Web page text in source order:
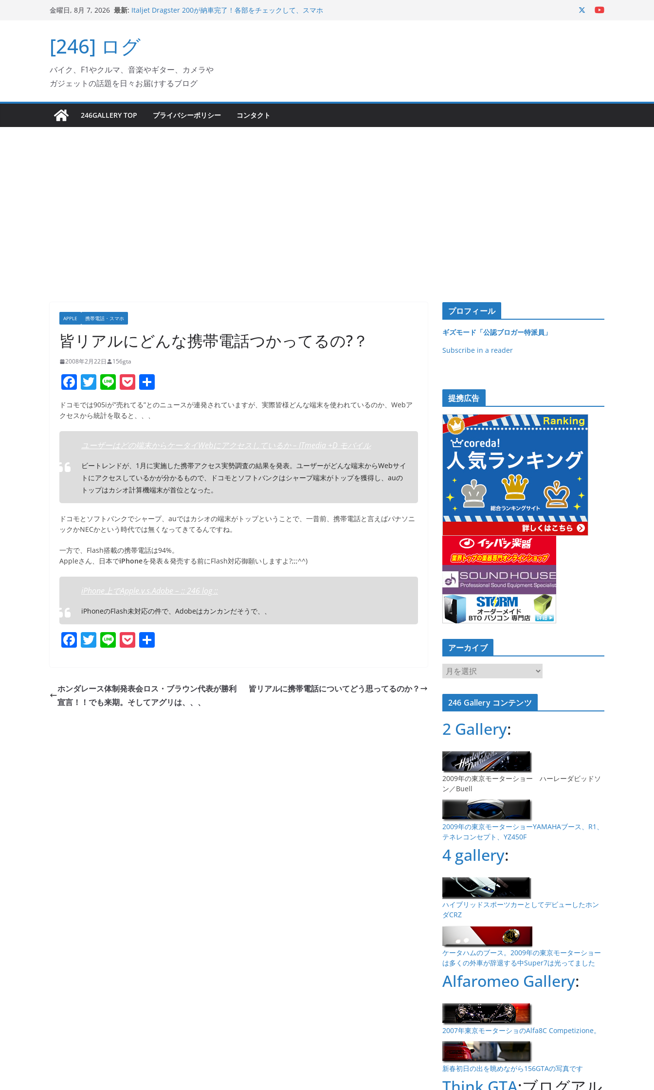
キ
プ
金曜日, 8月 7, 2026 最新: Italjet Dragster 200が納車完了！各部をチェックして、スマホ
Ken Block 逝去
岩手県奥州市へのふるさと納税で KGR HARMONY 南部鉄器エ
Italjet Dragster 200のフロントISSサスの動きが判ったらコーナ
リングが楽しくなった
[246] ログ
バイク、F1やクルマ、音楽やギター、カメラや
ガジェットの話題を日々お届けするブログ
246GALLERY TOP プライバシーポリシー コンタクト
APPLE 携帯電話・スマホ
皆リアルにどんな携帯電話つかってるの?？
2008年2月22日 156gta
F
a
c
e
b
o
o
k
T
w
itt
er
Li
n
e
P
o
ck
et
有
ドコモでは905iが”売れてる”とのニュースが連発されていますが、実際皆様どんな端末を使われているのか、Webア
クセスから統計を取ると、、、
ユーザーはどの端末からケータイWebにアクセスしているか – ITmedia +D モバイル
ビートレンドが、1月に実施した携帯アクセス実勢調査の結果を発表。ユーザーがどんな端末からWebサイ
トにアクセスしているかが分かるもので、ドコモとソフトバンクはシャープ端末がトップを獲得し、auの
トップはカシオ計算機端末が首位となった。
ドコモとソフトバンクでシャープ、auではカシオの端末がトップということで、一昔前、携帯電話と言えばパナソニ
ックかNECかという時代では無くなってきてるんですね。
一方で、Flash搭載の携帯電話は94%。
Appleさん、日本でiPhoneを発表＆発売する前にFlash対応御願いしますよ?;;;^^)
iPhone上でApple.v.s.Adobe – :: 246 log ::
iPhoneのFlash未対応の件で、Adobeはカンカンだそうで、、
F
e
b
T
er
Li P
et
ホンダレース体制発表会ロス・ブラウン代表が勝利
宣言！！でも来期。そしてアグリは、、、
皆リアルに携帯電話についてどう思ってるのか？
プロフィール
ギズモード「公認ブロガー特派員」
Subscribe in a reader
提携広告
アーカイブ
ア
ー
カ
イ246 Gallery コンテンツ
2 Gallery:
2009年の東京モーターショー ハーレーダビッドソ
ン／Buell
2009年の東京モーターショーYAMAHAブース、R1、
テネレコンセプト、YZ450F
4 gallery:
ハイブリッドスポーツカーとしてデビューしたホン
ダCRZ
ケータハムのブース。2009年の東京モーターショー
は多くの外車が辞退する中Super7は光ってました
Alfaromeo Gallery:
2007年東京モーターショのAlfa8C Competizione。
新春初日の出を眺めながら156GTAの写真です